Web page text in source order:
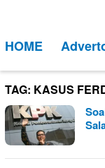
kontenMobile
HOME
TAG: KASUS